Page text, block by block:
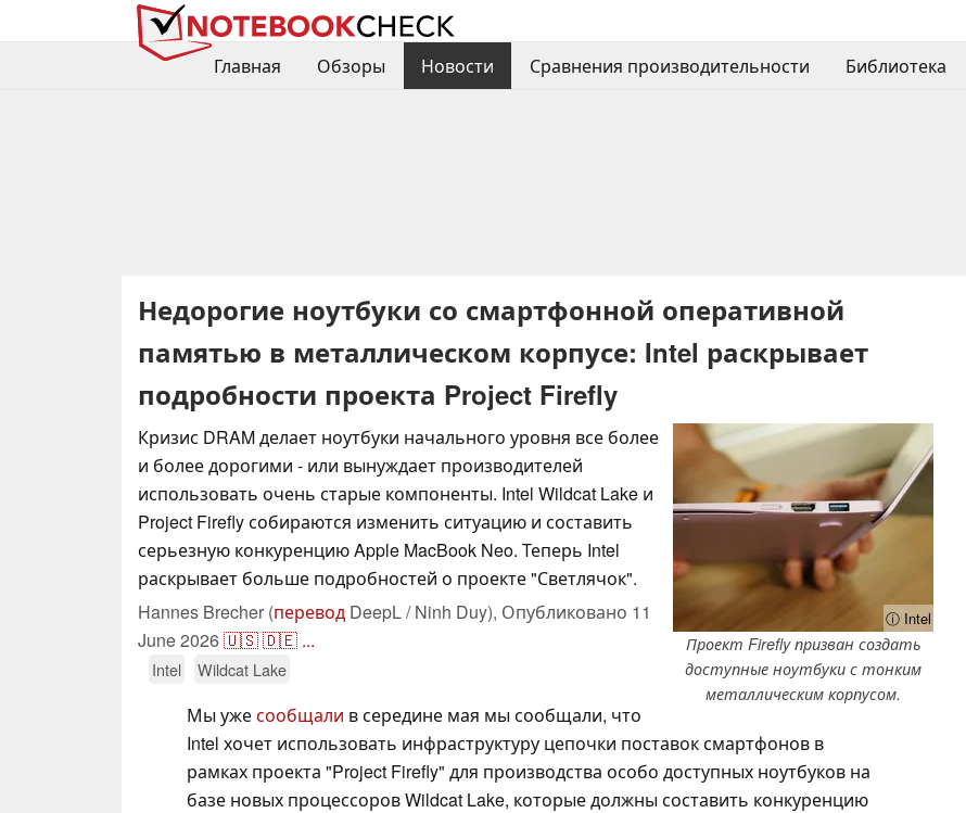
Главная
Обзоры Новости Сравнения производительности Библиотека
Недорогие ноутбуки со смартфонной оперативной
памятью в металлическом корпусе: Intel раскрывает
подробности проекта Project Firefly
ⓘ Intel
Проект Firefly призван создать
доступные ноутбуки с тонким
металлическим корпусом.
Кризис DRAM делает ноутбуки начального уровня все более
и более дорогими - или вынуждает производителей
использовать очень старые компоненты. Intel Wildcat Lake и
Project Firefly собираются изменить ситуацию и составить
серьезную конкуренцию Apple MacBook Neo. Теперь Intel
раскрывает больше подробностей о проекте "Светлячок".
Hannes Brecher (перевод DeepL / Ninh Duy), Опубликовано 11
June 2026🇺🇸🇩🇪 ...
Intel Wildcat Lake
Мы ужесообщали в середине мая мы сообщали, что
Intel хочет использовать инфраструктуру цепочки поставок смартфонов в
рамках проекта "Project Firefly" для производства особо доступных ноутбуков на
базе новых процессоров Wildcat Lake, которые должны составить конкуренцию